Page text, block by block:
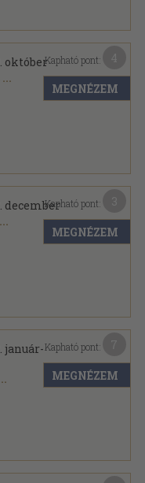
október
...
Kapható pont:
MEGNÉZEM
december
...
Kapható pont:
MEGNÉZEM
január-Kapható pont:
MEGNÉZEM